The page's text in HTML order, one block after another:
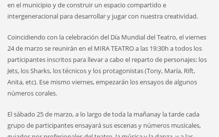
en el municipio y de construir un espacio compartido e
intergeneracional para desarrollar y jugar con nuestra creatividad.
Coincidiendo con la celebración del Día Mundial del Teatro, el viernes
24 de marzo se reunirán en el MIRA TEATRO a las 19:30h a todos los
participantes inscritos para llevar a cabo el reparto de personajes: los
Jets, los Sharks, los técnicos y los protagonistas (Tony, María, Rift,
Anita, etc). Ese mismo viernes, empezarán los ensayos de algunos
números corales.
El sábado 25 de marzo, a lo largo de toda la mañanay la tarde cada
grupo de participantes ensayará sus escenas y números musicales,